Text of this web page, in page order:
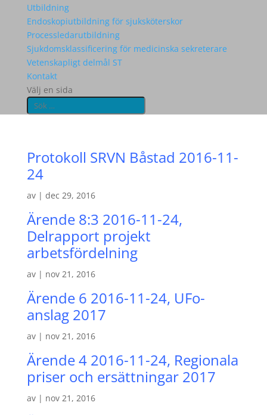
Utbildning
Endoskopiutbildning för sjuksköterskor
Processledarutbildning
Sjukdomsklassificering för medicinska sekreterare
Vetenskapligt delmål ST
Kontakt
Välj en sida
Protokoll SRVN Båstad 2016-11-
24
av | dec 29, 2016
Ärende 8:3 2016-11-24,
Delrapport projekt
arbetsfördelning
av | nov 21, 2016
Ärende 6 2016-11-24, UFo-
anslag 2017
av | nov 21, 2016
Ärende 4 2016-11-24, Regionala
priser och ersättningar 2017
av | nov 21, 2016